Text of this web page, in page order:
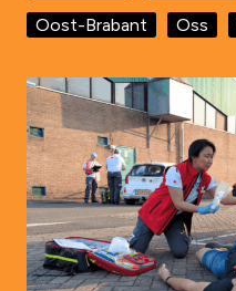
Oost-Brabant
Oss